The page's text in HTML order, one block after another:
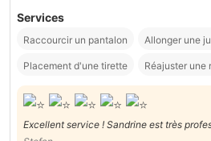
Services
Raccourcir un pantalon Allonger une
Placement d'une tirette Réajuster une
Excellent service ! Sandrine est très